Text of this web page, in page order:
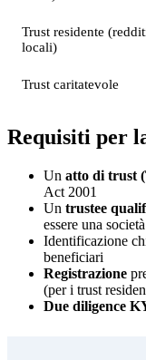
Trust residente
locali)
Trust caritatevole
Requisiti per
Un atto di trust
Act 2001
Un trustee
essere una
Identificazione
beneficiari
Registrazione
(per i trust
Due diligence